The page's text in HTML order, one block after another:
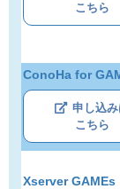
こちら
ConoHa for
申し込み
こちら
Xserver GAMEs